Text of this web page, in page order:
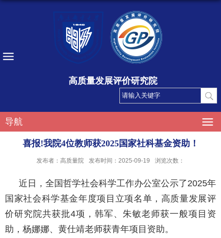
高质量发展评价研究院
导航
喜报!我院4位教师获2025国家社科基金资助！
发布者：高质量院 发布时间：2025-09-19 浏览次数：
近日，全国哲学社会科学工作办公室公示了2025年
国家社会科学基金年度项目立项名单， 高质量发展评
价研究院共获批4项， 韩军、朱敏老师获一般项目资
助，杨娜娜、黄仕靖老师获青年项目资助。